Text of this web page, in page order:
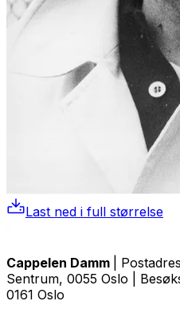
Last ned i full størrelse
Cappelen Damm
|
Sentrum, 0055 Oslo |
0161 Oslo